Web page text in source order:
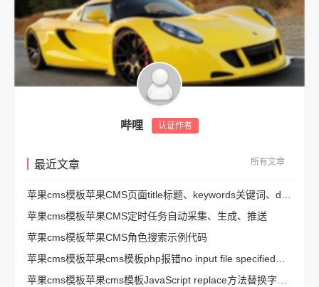
哔哩 认证作者
最近文章 所有文章
苹果cms模板苹果CMS页面title标题、keywords关键词、description描述SEO优化
苹果cms模板苹果CMS定时任务自动采集、生成、推送
苹果cms模板苹果CMS角色搜索示例代码
苹果cms模板苹果cms模板php报错no input file specified解决方法
苹果cms模板苹果cms模板JavaScript replace方法替换字符串空格方法